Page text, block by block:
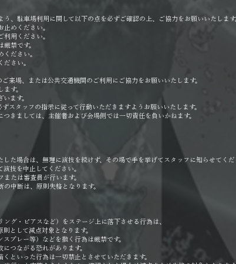
、駐車場利用に関して以下の点を必ずご確認の上、ご協力をお願いいたします
止めください。
用ください。
禁です。
ださい。
ださい。
来場、または公共交通機関のご利用にご協力をお願いいたします。
す。
ます。
スタッフの指示に従って行動いただきますようお願いいたします。
きましては、主催者および会場側では一切責任を負いかねます。
た場合は、無理に演技を続けず、その場で手を挙げてスタッフに知らせてくだ
技を中止してください。
たは審査員が行います。
中断は、原則失格となります。
グ・ピアスなど）をステージ上に落下させる行為は、
として減点対象となります。
プレー等）などを撒く行為は厳禁です。
つながる恐れがあります。
といった行為は一切禁止とさせていただきます。